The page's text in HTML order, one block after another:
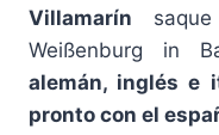
Villamarín
Weißenburg in
alemán, inglés e
pronto con el